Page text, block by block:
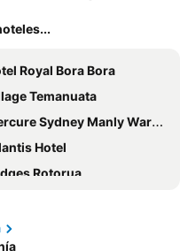
Royal Bora Bora
Temanuata
Sydney Manly Warringah
Hotel
Rotorua
Auckland (opening Autumn 2025)